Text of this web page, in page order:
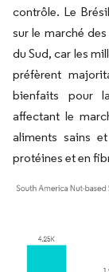
contrôle. Le
sur le marché
du Sud, car les
préfèrent
bienfaits pour
affectant le
aliments sains
protéines et en